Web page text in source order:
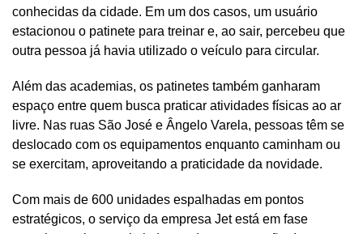
conhecidas da cidade. Em um dos casos, um usuário
estacionou o patinete para treinar e, ao sair, percebeu que
outra pessoa já havia utilizado o veículo para circular.
Além das academias, os patinetes também ganharam
espaço entre quem busca praticar atividades físicas ao ar
livre. Nas ruas São José e Ângelo Varela, pessoas têm se
deslocado com os equipamentos enquanto caminham ou
se exercitam, aproveitando a praticidade da novidade.
Com mais de 600 unidades espalhadas em pontos
estratégicos, o serviço da empresa Jet está em fase